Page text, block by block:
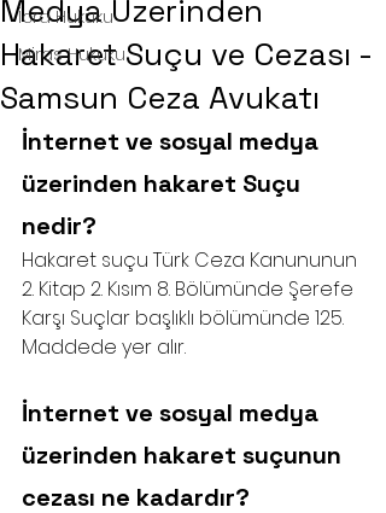
İcra Hukuku
Miras Hukuku
Medya Üzerinden
Hakaret Suçu ve Cezası -
Samsun Ceza Avukatı
İnternet ve sosyal medya
üzerinden hakaret Suçu
nedir?
Hakaret suçu Türk Ceza Kanununun
2. Kitap 2. Kısım 8. Bölümünde Şerefe
Karşı Suçlar başlıklı bölümünde 125.
Maddede yer alır.
İnternet ve sosyal medya
üzerinden hakaret suçunun
cezası ne kadardır?